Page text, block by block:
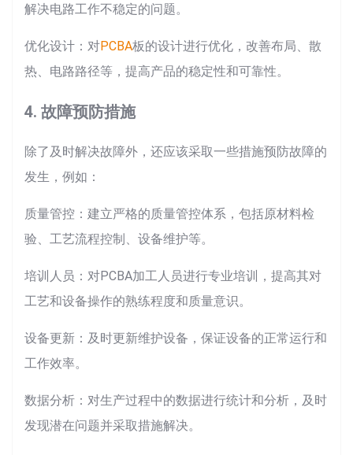
解决电路工作不稳定的问题。
优化设计：对PCBA板的设计进行优化，改善布局、散
热、电路路径等，提高产品的稳定性和可靠性。
4. 故障预防措施
除了及时解决故障外，还应该采取一些措施预防故障的
发生，例如：
质量管控：建立严格的质量管控体系，包括原材料检
验、工艺流程控制、设备维护等。
培训人员：对PCBA加工人员进行专业培训，提高其对
工艺和设备操作的熟练程度和质量意识。
设备更新：及时更新维护设备，保证设备的正常运行和
工作效率。
数据分析：对生产过程中的数据进行统计和分析，及时
发现潜在问题并采取措施解决。